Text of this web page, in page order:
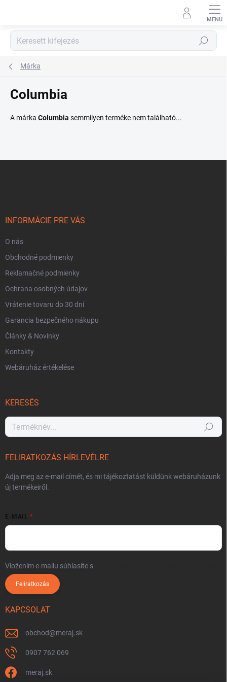
tartalomhoz
Keresés
Márka
Columbia
A márka Columbia semmilyen terméke nem található...
INFORMÁCIE PRE VÁS
O nás
Obchodné podmienky
Reklamačné podmienky
Ochrana osobných údajov
Vrátenie tovaru do 30 dní
Garancia bezpečného nákupu
Články & Novinky
Kontakty
Webáruház értékelése
KERESÉS
Keresés
FELIRATKOZÁS HÍRLEVÉLRE
Adja meg az e-mail címét, és mi tájékoztatást küldünk webáruházunk
új termékeiről.
E-MAIL
Vložením e-mailu súhlasíte s
Feliratkozás
KAPCSOLAT
obchod@meraj.sk
0907 762 069
meraj.sk